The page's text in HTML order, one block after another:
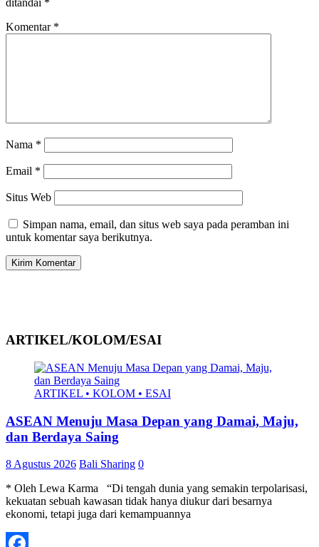
ditandai *
Komentar *
Nama *
Email *
Situs Web
Simpan nama, email, dan situs web saya pada peramban ini
untuk komentar saya berikutnya.
ARTIKEL/KOLOM/ESAI
ARTIKEL • KOLOM • ESAI
ASEAN Menuju Masa Depan yang Damai, Maju,
dan Berdaya Saing
8 Agustus 2026 Bali Sharing 0
* Oleh Lewa Karma “Di tengah dunia yang semakin terpolarisasi,
kekuatan sebuah kawasan tidak hanya diukur dari besarnya
ekonomi, tetapi juga dari kemampuannya